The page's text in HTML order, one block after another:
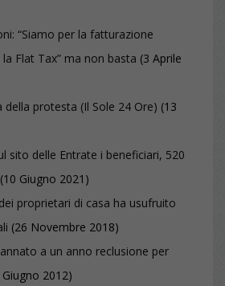
“Siamo per la fatturazione
Flat Tax” ma non basta (3 Aprile
della protesta (Il Sole 24 Ore) (13
sito delle Entrate i beneficiari, 520
(10 Giugno 2021)
proprietari di casa ha usufruito
(26 Novembre 2018)
a un anno reclusione per
Giugno 2012)